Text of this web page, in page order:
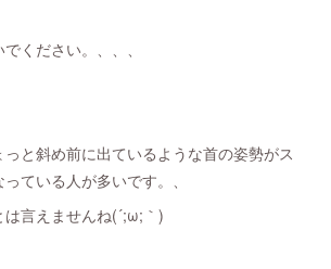
ください。、、、
と斜め前に出ているような首の姿勢がス
ている人が多いです。、
言えませんね(´;ω;｀)